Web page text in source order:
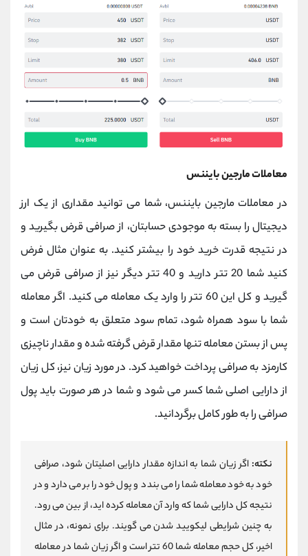
معاملات مارجین بایننس
در معاملات مارجین بایننس، شما می توانید مقداری از یک ارز
دیجیتال را بسته به موجودی حسابتان، از صرافی قرض بگیرید و
در نتیجه قدرت خرید خود را بیشتر کنید. به عنوان مثال فرض
کنید شما 20 تتر دارید و 40 تتر دیگر نیز از صرافی قرض می
گیرید و کل این 60 تتر را وارد یک معامله می کنید. اگر معامله
شما با سود همراه شود، تمام سود متعلق به خودتان است و
پس از بستن معامله تنها مقدار قرض گرفته شده و مقدار ناچیزی
کارمزد به صرافی پرداخت خواهید کرد. در مورد زیان نیز، کل زیان
از دارایی اصلی شما کسر می شود و شما در هر صورت باید پول
صرافی را به طور کامل برگردانید.
نکته: اگر زیان شما به اندازه مقدار دارایی اصلیتان شود، صرافی
خود به خود معامله شما را می بندد و پول خود را بر می دارد و در
نتیجه کل دارایی شما که وارد آن معامله کرده اید، از بین می رود.
به چنین شرایطی لیکویید شدن می گویند. برای نمونه، در مثال
اخیر، کل حجم معامله شما 60 تتر است و اگر زیان شما در معامله